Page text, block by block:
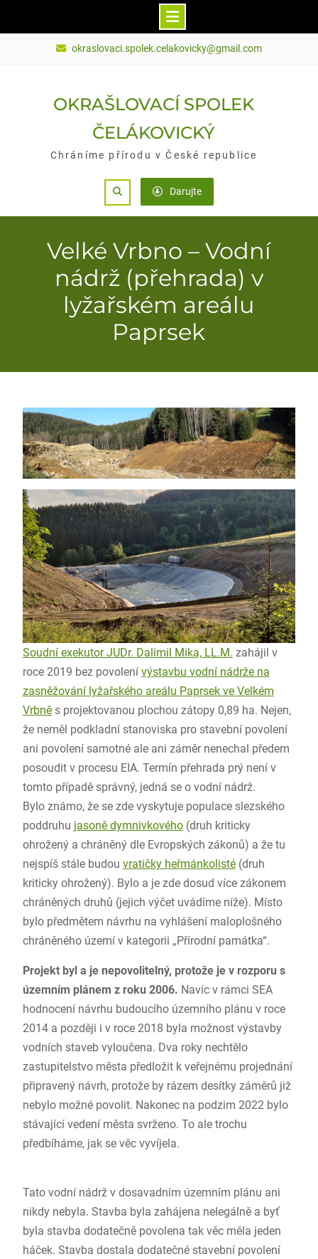
okraslovaci.spolek.celakovicky@gmail.com
OKRAŠLOVACÍ SPOLEK
ČELÁKOVICKÝ
Chráníme přírodu v České republice
Search Darujte
Velké Vrbno – Vodní
nádrž (přehrada) v
lyžařském areálu
Paprsek
Soudní exekutor JUDr. Dalimil Mika, LL.M. zahájil v
roce 2019 bez povolení výstavbu vodní nádrže na
zasněžování lyžařského areálu Paprsek ve Velkém
Vrbněs projektovanou plochou zátopy 0,89 ha. Nejen,
že neměl podkladní stanoviska pro stavební povolení
ani povolení samotné ale ani záměr nenechal předem
posoudit v procesu EIA. Termín přehrada prý není v
tomto případě správný, jedná se o vodní nádrž.
Bylo známo, že se zde vyskytuje populace slezského
poddruhu jasoně dymnivkového(druh kriticky
ohrožený a chráněný dle Evropských zákonů) a že tu
nejspíš stále budou vratičky heřmánkolisté(druh
kriticky ohrožený). Bylo a je zde dosud více zákonem
chráněných druhů (jejich výčet uvádíme níže). Místo
bylo předmětem návrhu na vyhlášení maloplošného
chráněného území v kategorii „Přírodní památka“.
Projekt byl a je nepovolitelný, protože je v rozporu s
územním plánem z roku 2006. Navíc v rámci SEA
hodnocení návrhu budoucího územního plánu v roce
2014 a později i v roce 2018 byla možnost výstavby
vodních staveb vyloučena. Dva roky nechtělo
zastupitelstvo města předložit k veřejnému projednání
připravený návrh, protože by rázem desítky záměrů již
nebylo možné povolit. Nakonec na podzim 2022 bylo
stávající vedení města svrženo. To ale trochu
předbíháme, jak se věc vyvíjela.
Tato vodní nádrž v dosavadním územním plánu ani
nikdy nebyla. Stavba byla zahájena nelegálně a byť
byla stavba dodatečně povolena tak věc měla jeden
háček. Stavba dostala dodatečné stavební povolení